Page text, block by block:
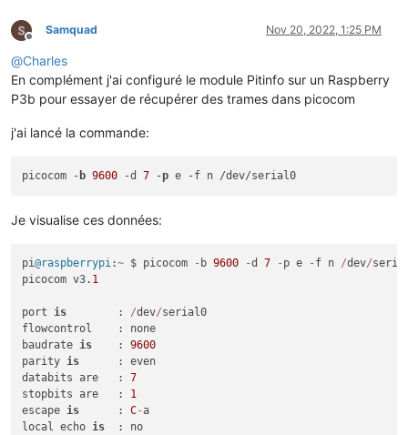
Offline
Samquad Nov 20, 2022, 1:25 PM
@Charles
En complément j'ai configuré le module Pitinfo sur un Raspberry
P3b pour essayer de récupérer des trames dans picocom
j'ai lancé la commande:
picocom - b 9600 -d 7 -p
Je visualise ces données:
pi@raspberrypi:~ $ picocom - b 9600 -d 7 - p e - f n /dev/
picocom v3. 1
port is
        :
/dev/serial0
flowcontrol    : none
baudrate is
    :
9600
parity is
      : even
databits are   : 7
stopbits are   : 1
escape is
      :
C-a
local echo is
  : no